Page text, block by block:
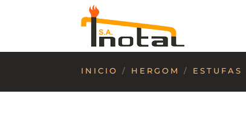
INICIO / HERGOM / ESTUFAS